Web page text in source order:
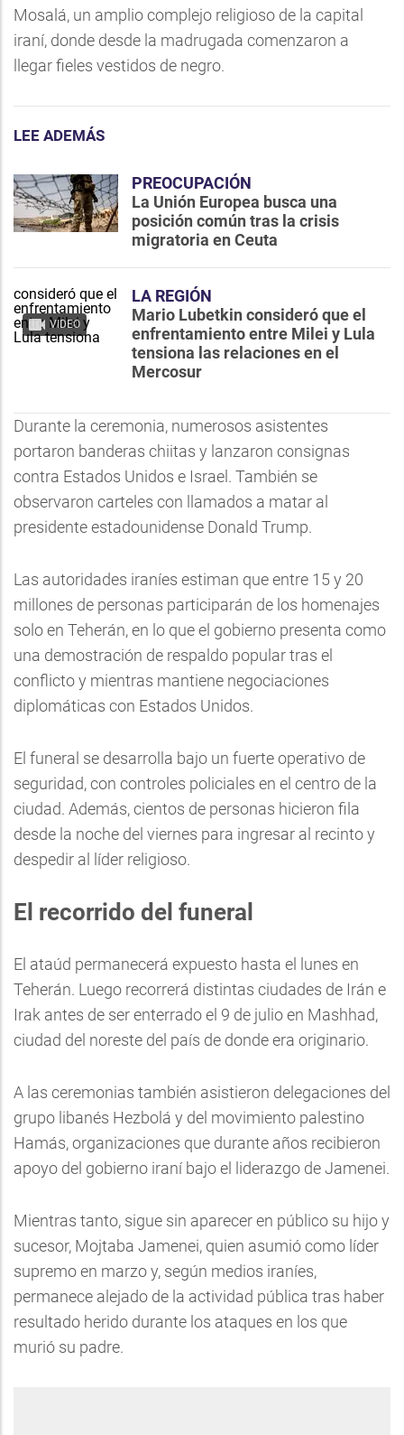
Mosalá, un amplio complejo religioso de la capital
iraní, donde desde la madrugada comenzaron a
llegar fieles vestidos de negro.
LEE ADEMÁS
PREOCUPACIÓN
La Unión Europea busca una
posición común tras la crisis
migratoria en Ceuta
VIDEO
LA REGIÓN
Mario Lubetkin consideró que el
enfrentamiento entre Milei y Lula
tensiona las relaciones en el
Mercosur
Durante la ceremonia, numerosos asistentes
portaron banderas chiitas y lanzaron consignas
contra Estados Unidos e Israel. También se
observaron carteles con llamados a matar al
presidente estadounidense Donald Trump.
Las autoridades iraníes estiman que entre 15 y 20
millones de personas participarán de los homenajes
solo en Teherán, en lo que el gobierno presenta como
una demostración de respaldo popular tras el
conflicto y mientras mantiene negociaciones
diplomáticas con Estados Unidos.
El funeral se desarrolla bajo un fuerte operativo de
seguridad, con controles policiales en el centro de la
ciudad. Además, cientos de personas hicieron fila
desde la noche del viernes para ingresar al recinto y
despedir al líder religioso.
El recorrido del funeral
El ataúd permanecerá expuesto hasta el lunes en
Teherán. Luego recorrerá distintas ciudades de Irán e
Irak antes de ser enterrado el 9 de julio en Mashhad,
ciudad del noreste del país de donde era originario.
A las ceremonias también asistieron delegaciones del
grupo libanés Hezbolá y del movimiento palestino
Hamás, organizaciones que durante años recibieron
apoyo del gobierno iraní bajo el liderazgo de Jamenei.
Mientras tanto, sigue sin aparecer en público su hijo y
sucesor, Mojtaba Jamenei, quien asumió como líder
supremo en marzo y, según medios iraníes,
permanece alejado de la actividad pública tras haber
resultado herido durante los ataques en los que
murió su padre.